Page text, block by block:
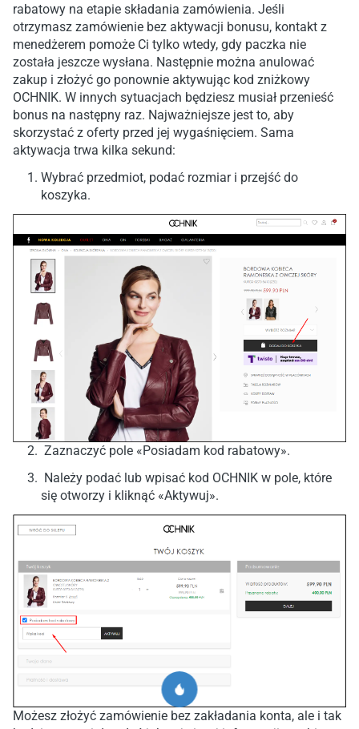
rabatowy na etapie składania zamówienia. Jeśli
otrzymasz zamówienie bez aktywacji bonusu, kontakt z
menedżerem pomoże Ci tylko wtedy, gdy paczka nie
została jeszcze wysłana. Następnie można anulować
zakup i złożyć go ponownie aktywując kod zniżkowy
OCHNIK. W innych sytuacjach będziesz musiał przenieść
bonus na następny raz. Najważniejsze jest to, aby
skorzystać z oferty przed jej wygaśnięciem. Sama
aktywacja trwa kilka sekund:
Wybrać przedmiot, podać rozmiar i przejść do
koszyka.
Zaznaczyć pole «Posiadam kod rabatowy».
Należy podać lub wpisać kod OCHNIK w pole, które
się otworzy i kliknąć «Aktywuj».
Możesz złożyć zamówienie bez zakładania konta, ale i tak